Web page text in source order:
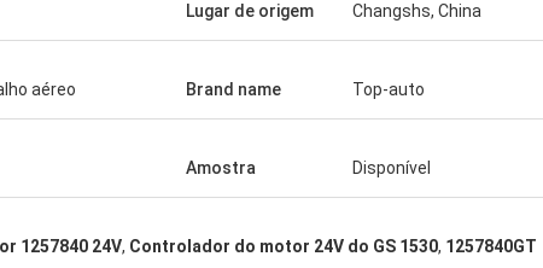
Os produtos perfeitos, a qualidade são
relativamente bons. Comprá-la-á outra
Lugar de origem Changshs, China
aéreo Brand name Top-auto
Amostra Disponível
1257840 24V, Controlador do motor 24V do GS 1530, 1257840GT